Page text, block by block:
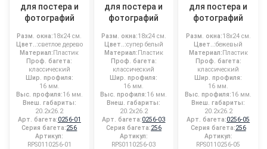
для постера и
фотографий
Разм. окна:18x24 см.
Цвет..:светлое дерево
Материал:Пластик
Проф. багета:
классический
Шир. профиля:
16 мм.
Выс. профиля:16 мм.
Внеш. габариты:
20.2x26.2
Арт. багета:0256-01
Серия багета:256
Артикул:
RPS0110256-01
для постера и
фотографий
Разм. окна:18x24 см.
Цвет..:супер белый
Материал:Пластик
Проф. багета:
классический
Шир. профиля:
16 мм.
Выс. профиля:16 мм.
Внеш. габариты:
20.2x26.2
Арт. багета:0256-03
Серия багета:256
Артикул:
RPS0110256-03
для постера и
фотографий
Разм. окна:18x24 см.
Цвет..:бежевый
Материал:Пластик
Проф. багета:
классический
Шир. профиля:
16 мм.
Выс. профиля:16 мм.
Внеш. габариты:
20.2x26.2
Арт. багета:0256-05
Серия багета:256
Артикул:
RPS0110256-05